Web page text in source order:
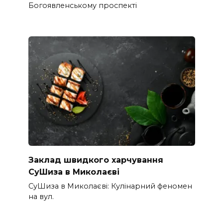
Богоявленському проспекті
Заклад швидкого харчування
СуШиза в Миколаєві
СуШиза в Миколаєві: Кулінарний феномен
на вул.